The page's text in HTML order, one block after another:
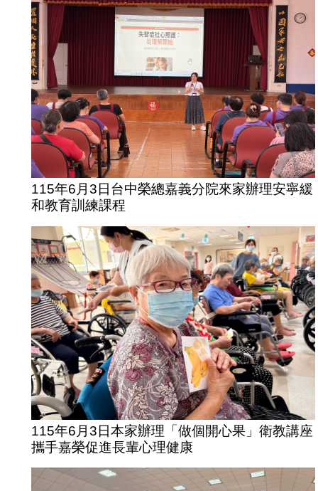
115年6月3日台中榮總嘉義分院來家辦理安寧緩
和教育訓練課程
115年6月3日本家辦理「做個開心果」衛教講座
攜手嘉榮促進長輩心理健康